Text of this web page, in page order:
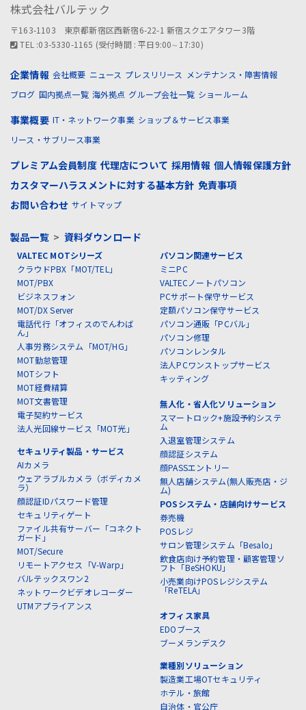
株式会社バルテック
〒163-1103 東京都新宿区西新宿6-22-1 新宿スクエアタワー3階
TEL :03-5330-1165 (受付時間 : 平日9:00∼17:30)
企業情報 会社概要 ニュース プレスリリース メンテナンス・障害情報
ブログ 国内拠点一覧 海外拠点 グループ会社一覧 ショールーム
事業概要 IT・ネットワーク事業 ショップ＆サービス事業
リース・サブリース事業
プレミアム会員制度 代理店について 採用情報 個人情報保護方針
カスタマーハラスメントに対する基本方針 免責事項
お問い合わせ サイトマップ
製品一覧> 資料ダウンロード
VALTEC MOTシリーズ
クラウドPBX「MOT/TEL」
MOT/PBX
ビジネスフォン
MOT/DX Server
電話代行「オフィスのでんわば
ん」
人事労務システム「MOT/HG」
MOT勤怠管理
MOTシフト
MOT経費精算
MOT文書管理
電子契約サービス
法人光回線サービス「MOT光」
セキュリティ製品・サービス
AIカメラ
ウェアラブルカメラ（ボディカメ
ラ）
顔認証IDパスワード管理
セキュリティゲート
ファイル共有サーバー「コネクト
ガード」
MOT/Secure
リモートアクセス「V-Warp」
バルテックスワン2
ネットワークビデオレコーダー
UTMアプライアンス
パソコン関連サービス
ミニPC
VALTECノートパソコン
PCサポート保守サービス
定額パソコン保守サービス
パソコン通販「PCバル」
パソコン修理
パソコンレンタル
法人PCワンストップサービス
キッティング
無人化・省人化ソリューション
スマートロック+施設予約システ
ム
入退室管理システム
顔認証システム
顔PASSエントリー
無人店舗システム(無人販売店・ジ
ム)
POSシステム・店舗向けサービス
券売機
POSレジ
サロン管理システム「Besalo」
飲食店向け予約管理・顧客管理ソ
フト「BeSHOKU」
小売業向けPOSレジシステム
「ReTELA」
オフィス家具
EDOブース
ブーメランデスク
業種別ソリューション
製造業工場OTセキュリティ
ホテル・旅館
自治体・官公庁